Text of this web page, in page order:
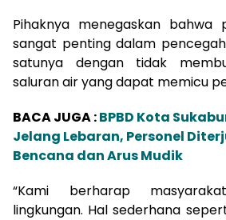
Pihaknya menegaskan bahwa
sangat penting dalam
satunya dengan tidak
saluran air yang dapat memicu
BACA JUGA :BPBD Kota
Jelang Lebaran, Personel
Bencana dan Arus Mudik
“Kami berharap
lingkungan. Hal sederhana